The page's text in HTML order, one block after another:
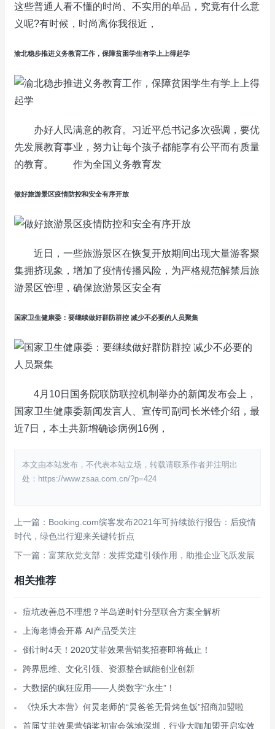
这些普通人看不懂的时尚、不实用的单品，究竟有什么意
义呢?有时候，时尚离你我很近，
渝北稳步推进义务教育工作，保障贫困学生有学上上得起学
办好人民满意的教育。习近平总书记多次强调，要优
先发展教育事业，努力让每个孩子都能享有公平而有质量
的教育。 作为全国义务教育发
做好旅游景区疫情防控和安全有序开放
近日，一些旅游景区在恢复开放期间出现大量游客聚
集拥挤现象，增加了疫情传播风险，为严格规范解禁后旅
游景区管理，确保旅游景区安全有
国家卫生健康委：要继续做好群防群控 减少不必要的人员聚集
4月10日国务院联防联控机制举办的新闻发布会上，
国家卫生健康委新闻发言人、宣传司副司长米锋介绍，最
近7日，本土共新增确诊病例16例，
本文由本站发布，不代表本站立场，转载请联系作者并注明出
处：https://www.zsaa.com.cn/?p=424
上一篇：Booking.com缤客发布2021年可持续旅行报告：后疫情
时代，绿色出行迎来关键转折点
下一篇：富莱欣党支部：发挥党建引领作用，助推企业飞跃发展
相关推荐
痘坑改善总不理想？半岛逆时针分型联合方案全解析
上海老博会开幕 AI产品受关注
倒计时4天！2020艾菲效果营销奖招赛即将截止！
跨界思维、文化引领、资源整合赋能创业创新
大数据的疯狂应用——人类数字“永生”！
《快乐大本营》何炅老师的“炅爸爸无骨烤鱼饭”招商加盟啦
首届艾菲效果营销奖初审会落地深圳，行业大咖加盟开启实效